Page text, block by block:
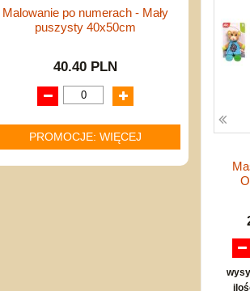
Malowanie po numerach - Mały
puszysty 40x50cm
40.40 PLN
PROMOCJE: WIĘCEJ